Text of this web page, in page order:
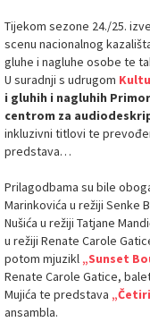
Tijekom sezone 24./25.
scenu nacionalnog
gluhe i nagluhe osobe te
U suradnji s udrugom
i gluhih i nagluhih
centrom za
inkluzivni titlovi te
predstava…
Prilagodbama su bile
Marinkovića u režiji Senke
Nušića u režiji Tatjane
u režiji Renate Carole
potom mjuzikl „Sunset
Renate Carole Gatice,
Mujića te predstava
ansambla.